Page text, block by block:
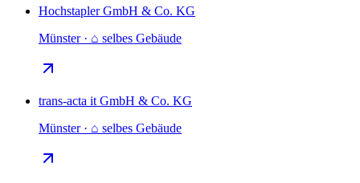
Hochstapler GmbH & Co. KG
Münster · ⌂ selbes Gebäude
trans-acta it GmbH & Co. KG
Münster · ⌂ selbes Gebäude